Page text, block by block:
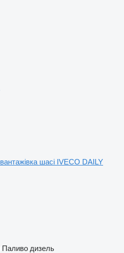
вантажівка шасі IVECO DAILY
Паливо дизель